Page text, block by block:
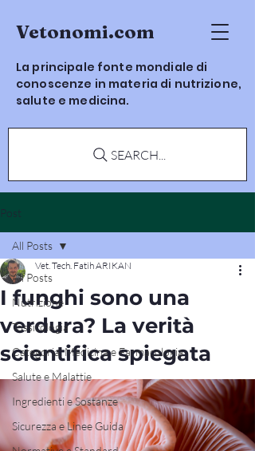
Vetonomi.com
La principale fonte mondiale di
conoscenze in materia di nutrizione,
salute e medicina.
SEARCH...
Post
All Posts
Nutrizione
Tossicologia
Categoria: Medicina e Farmacologia
Salute e Malattie
Ingredienti e Sostanze
Sicurezza e Linee Guida
All Posts
I funghi sono una
verdura? La verità
scientifica spiegata
Vet. Tech. Fatih ARIKAN